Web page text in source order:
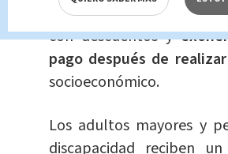
ofrece un modelo
con descuentos y
pago después de realizar
socioeconómico.
Los adultos mayores y
discapacidad reciben un